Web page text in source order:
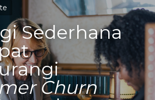
Sederhana
Mengurangi
Churn